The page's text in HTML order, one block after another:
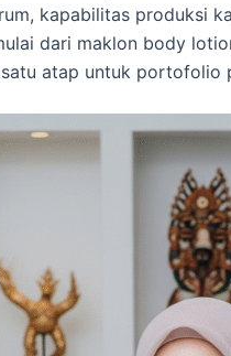
kapabilitas produksi
dari maklon body
atap untuk portofolio